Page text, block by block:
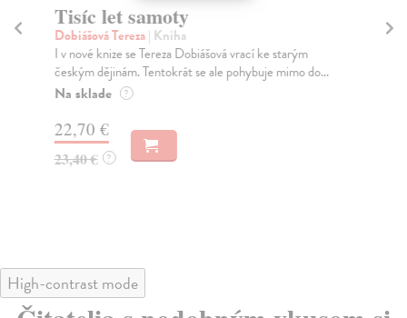
Tisíc let samoty
Dobiášová Tereza| Kniha
I v nové knize se Tereza Dobiášová vrací ke starým
českým dějinám. Tentokrát se ale pohybuje mimo do...
Na sklade ?
22,70 €
23,40 € ?
High-contrast mode